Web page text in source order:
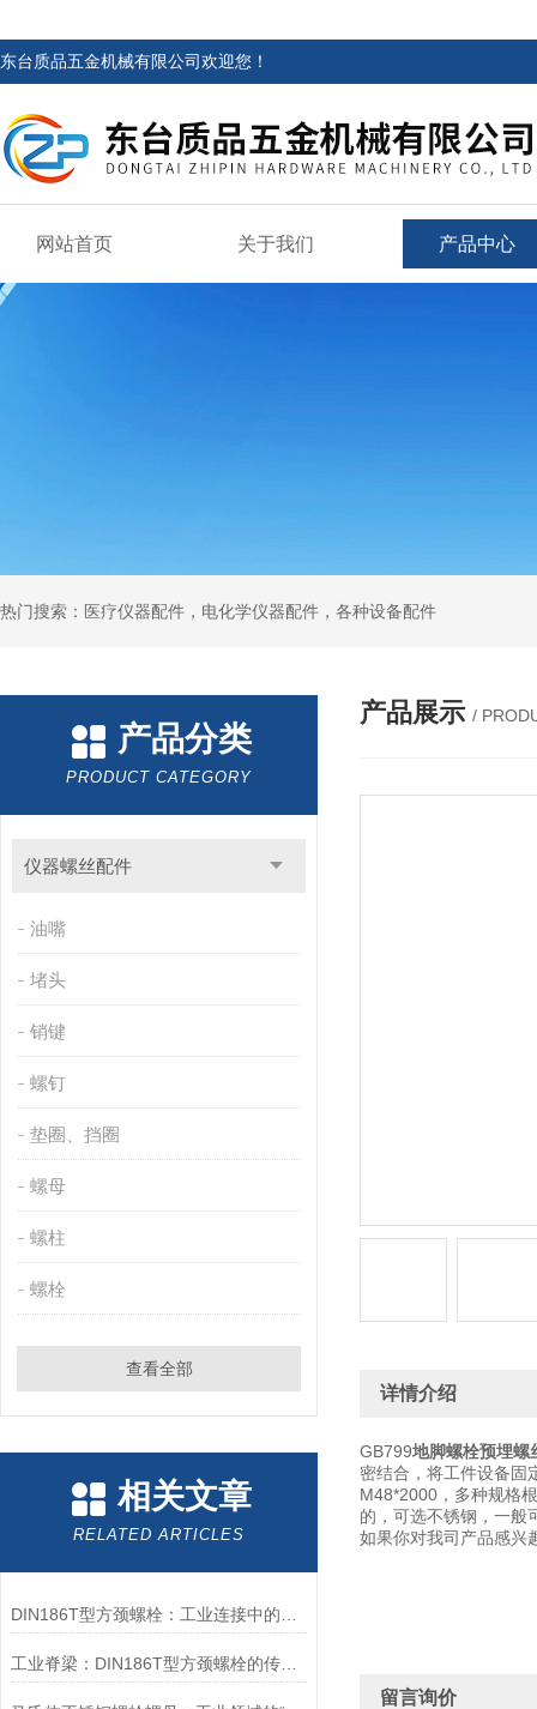
东台质品五金机械有限公司欢迎您！
网站首页 关于我们 产品中心
热门搜索：医疗仪器配件，电化学仪器配件，各种设备配件
产品分类
PRODUCT CATEGORY
仪器螺丝配件
油嘴
堵头
销键
螺钉
垫圈、挡圈
螺母
螺柱
螺栓
查看全部
相关文章
RELATED ARTICLES
工业脊梁：DIN186T型方颈螺栓的传奇故事
产品展示 /
详情介绍
GB799地脚螺栓预埋螺
密结合，将工件设备固
M48*2000，多种规格
的，可选不锈钢，一般
如果你对我司产品感兴
留言询价